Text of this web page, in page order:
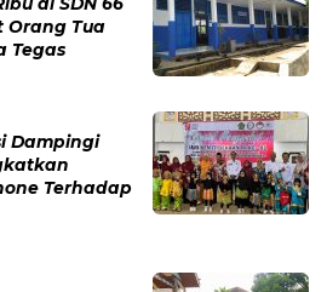
di SDN 66
Orang Tua
Tegas
Dampingi
Terhadap